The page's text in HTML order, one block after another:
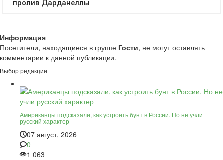
Информация
Посетители, находящиеся в группе Гости, не могут оставлять
комментарии к данной публикации.
Выбор редакции
Американцы подсказали, как устроить бунт в России. Но не учли
русский характер
07 август, 2026
0
1 063